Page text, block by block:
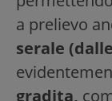
a prelievo
serale
gradita,